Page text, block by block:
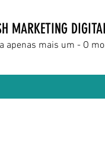
MARKETING
apenas mais um - O